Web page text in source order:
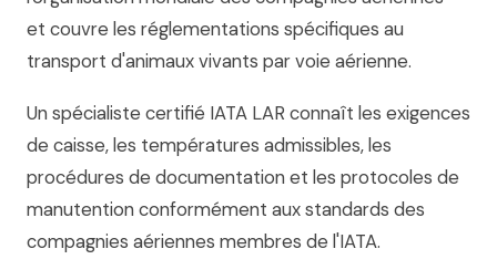
et couvre les réglementations spécifiques au
transport d'animaux vivants par voie aérienne.
Un spécialiste certifié IATA LAR connaît les exigences
de caisse, les températures admissibles, les
procédures de documentation et les protocoles de
manutention conformément aux standards des
compagnies aériennes membres de l'IATA.